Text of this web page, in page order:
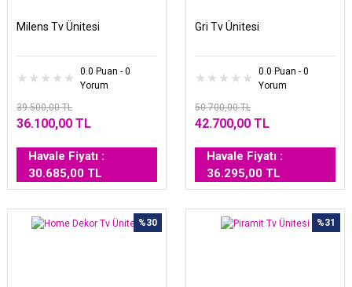
Milens Tv Ünitesi
0.0 Puan - 0
Yorum
39.500,00 TL
36.100,00 TL
Havale Fiyatı :
30.685,00 TL
Gri Tv Ünitesi
0.0 Puan - 0
Yorum
50.700,00 TL
42.700,00 TL
Havale Fiyatı :
36.295,00 TL
%30 %31